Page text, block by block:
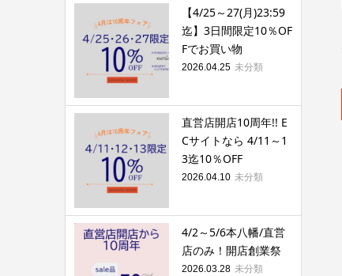
【4/25～27(月)23:59
迄】3日間限定10％OF
Fでお買い物
2026.04.25 未分類
直営店開店10周年!! E
Cサイトなら 4/11～1
3迄10％OFF
2026.04.10 未分類
4/2～5/6本八幡/直営
店のみ！開店創業祭
2026.03.28 未分類